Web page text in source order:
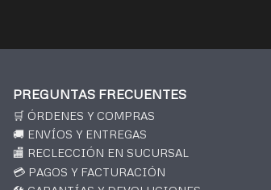
PREGUNTAS FRECUENTES
🛒 ÓRDENES Y COMPRAS
🚚 ENVÍOS Y ENTREGAS
🏬 RECLECCIÓN EN SUCURSAL
💳 PAGOS Y FACTURACIÓN